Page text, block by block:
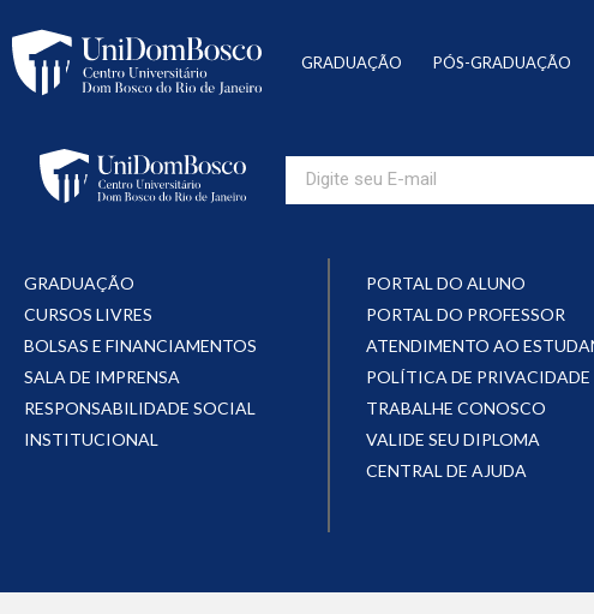
GRADUAÇÃO PÓS-GRADUAÇÃO
GRADUAÇÃO
CURSOS LIVRES
BOLSAS E FINANCIAMENTOS
SALA DE IMPRENSA
RESPONSABILIDADE SOCIAL
INSTITUCIONAL
PORTAL DO ALUNO
PORTAL DO PROFESSOR
ATENDIMENTO AO
POLÍTICA DE PRIVACIDADE
TRABALHE CONOSCO
VALIDE SEU DIPLOMA
CENTRAL DE AJUDA